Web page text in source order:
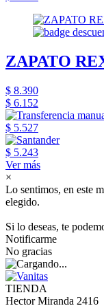
ZAPATO
$ 8.390
$ 6.152
$ 5.527
$ 5.243
Ver más
×
Lo sentimos, en este
elegido.
Si lo deseas, te
Notificarme
No gracias
TIENDA
Hector Miranda 2416